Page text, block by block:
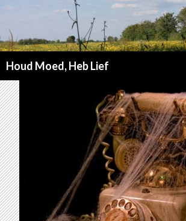
Houd Moed, Heb Lief
NAAR
INHOUD